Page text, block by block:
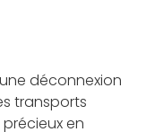
déconnexion
transports
en